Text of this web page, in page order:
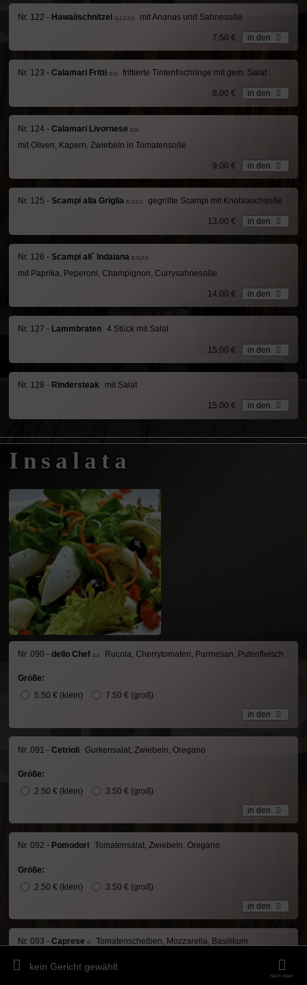
Nr. 122 - Hawaiischnitzel G,1,2,3,9 mit Ananas und Sahnesoße
7.50 € in den
Nr. 123 - Calamari Fritti D,N frittierte Tintenfischringe mit gem. Salat
8.00 € in den
Nr. 124 - Calamari Livornese D,N
mit Oliven, Kapern, Zwiebeln in Tomatensoße
9.00 € in den
Nr. 125 - Scampi alla Griglia B,G,2,3 gegrillte Scampi mit Knoblauchsoße
13.00 € in den
Nr. 126 - Scampi all` Indaiana B,G,2,3
mit Paprika, Peperoni, Champignon, Currysahnesoße
14.00 € in den
Nr. 127 - Lammbraten 4 Stück mit Salat
15.00 € in den
Nr. 128 - Rindersteak mit Salat
15.00 € in den
Insalata
Nr. 090 - dello Chef 2.3 Rucola, Cherrytomaten, Parmesan, Putenfleisch
Größe:
5.50 € (klein) 7.50 € (groß)
in den
Nr. 091 - Cetrioli Gurkensalat, Zwiebeln, Oregano
Größe:
2.50 € (klein) 3.50 € (groß)
in den
Nr. 092 - Pomodori Tomatensalat, Zwiebeln, Oregano
Größe:
2.50 € (klein) 3.50 € (groß)
in den
Nr. 093 - Caprese G Tomatenscheiben, Mozzarella, Basilikum
Größe:
kein Gericht gewählt
nach oben